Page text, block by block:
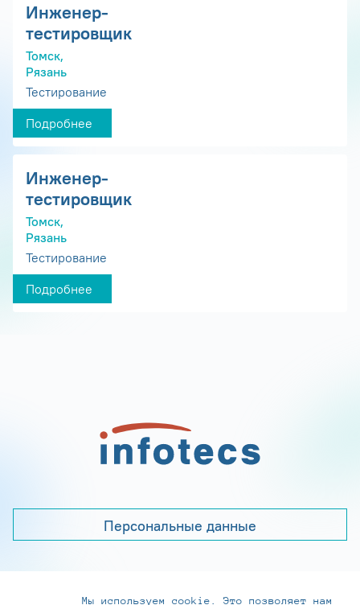
Инженер-
тестировщик
Томск,
Рязань
Тестирование
Подробнее
Инженер-
тестировщик
Томск,
Рязань
Тестирование
Подробнее
Персональные данные
Мы используем cookie. Это позволяет нам